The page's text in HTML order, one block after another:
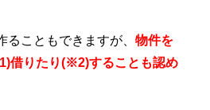
ることもできますが、物件を
借りたり(※2)することも認め